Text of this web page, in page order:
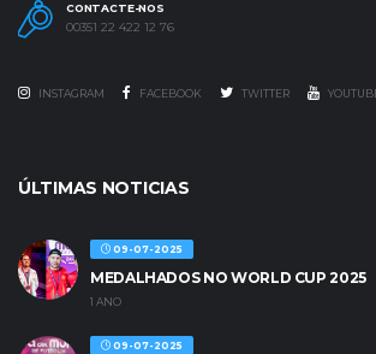
CONTACTE-NOS
00351 22 422 12 76
INSTAGRAM FACEBOOK TWITTER
ÚLTIMAS NOTICIAS
09-07-2025
MEDALHADOS NO WORLD CUP 2025
1 ANO
09-07-2025